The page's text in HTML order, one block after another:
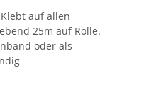
auf allen
25m auf Rolle.
oder als